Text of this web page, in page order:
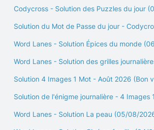
Codycross - Solution des Puzzles du jour
Solution du Mot de Passe du jour -
Word Lanes - Solution Épices du monde
Word Lanes - Solution des grilles
Solution 4 Images 1 Mot - Août 2026 (Bon
Solution de l'énigme journalière - 4 Images
Word Lanes - Solution La peau (05/08/